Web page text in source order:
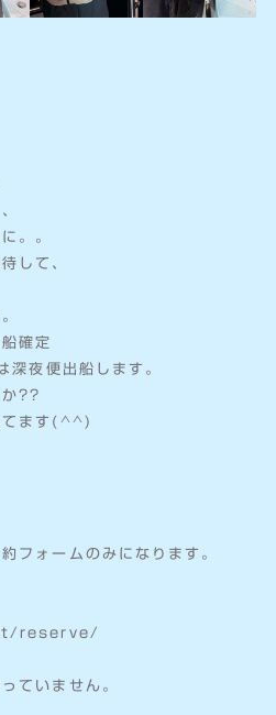
。。
して、
確定
夜便出船します。
か??
てます(^^)
フォームのみになります。
reserve/
ていません。